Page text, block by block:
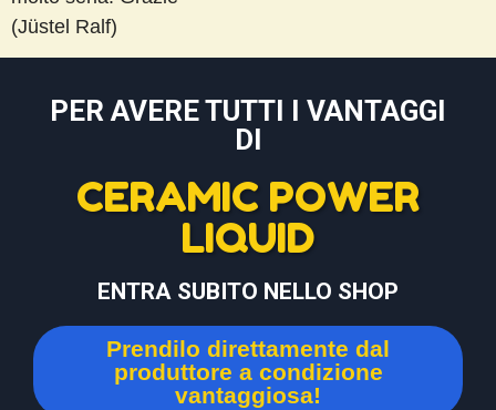
(Jüstel Ralf)
PER AVERE TUTTI I VANTAGGI
DI
CERAMIC POWER
LIQUID
ENTRA SUBITO NELLO SHOP
Prendilo direttamente dal
produttore a condizione
vantaggiosa!